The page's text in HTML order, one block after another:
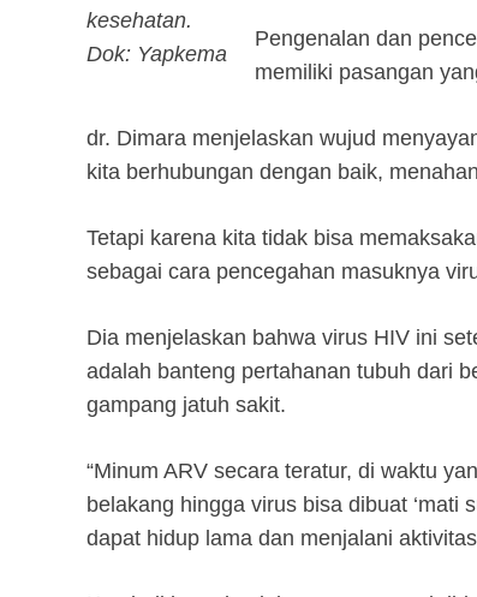
kesehatan.
Dok: Yapkema
Pengenalan dan
memiliki pasangan
dr. Dimara menjelaskan wujud
kita berhubungan dengan baik,
Tetapi karena kita tidak bisa
sebagai cara pencegahan masuknya
Dia menjelaskan bahwa virus HIV ini
adalah banteng pertahanan tubuh dari
gampang jatuh sakit.
“Minum ARV secara teratur, di waktu
belakang hingga virus bisa dibuat ‘mati
dapat hidup lama dan menjalani